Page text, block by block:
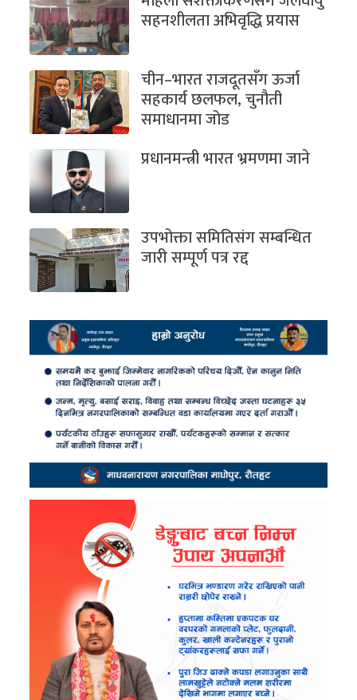
सहनशीलता अभिवृद्धि प्रयास
चीन–भारत राजदूतसँग ऊर्जा
सहकार्य छलफल, चुनौती
समाधानमा जोड
प्रधानमन्त्री भारत भ्रमणमा जाने
उपभोक्ता समितिसंग सम्बन्धित
जारी सम्पूर्ण पत्र रद्द